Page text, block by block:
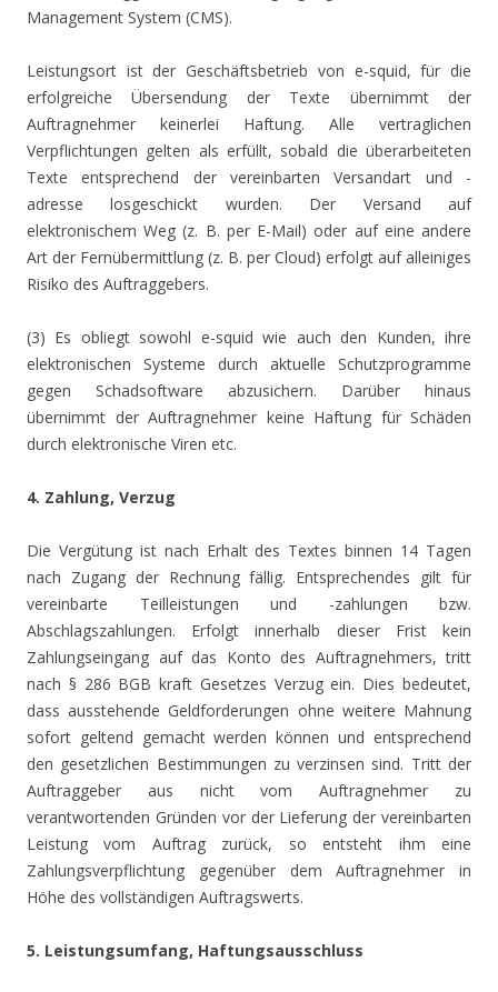
Management System (CMS).
Leistungsort ist der Geschäftsbetrieb von e-squid, für die
erfolgreiche Übersendung der Texte übernimmt der
Auftragnehmer keinerlei Haftung. Alle vertraglichen
Verpflichtungen gelten als erfüllt, sobald die überarbeiteten
Texte entsprechend der vereinbarten Versandart und -
adresse losgeschickt wurden. Der Versand auf
elektronischem Weg (z. B. per E-Mail) oder auf eine andere
Art der Fernübermittlung (z. B. per Cloud) erfolgt auf alleiniges
Risiko des Auftraggebers.
(3) Es obliegt sowohl e-squid wie auch den Kunden, ihre
elektronischen Systeme durch aktuelle Schutzprogramme
gegen Schadsoftware abzusichern. Darüber hinaus
übernimmt der Auftragnehmer keine Haftung für Schäden
durch elektronische Viren etc.
4. Zahlung, Verzug
Die Vergütung ist nach Erhalt des Textes binnen 14 Tagen
nach Zugang der Rechnung fällig. Entsprechendes gilt für
vereinbarte Teilleistungen und -zahlungen bzw.
Abschlagszahlungen. Erfolgt innerhalb dieser Frist kein
Zahlungseingang auf das Konto des Auftragnehmers, tritt
nach § 286 BGB kraft Gesetzes Verzug ein. Dies bedeutet,
dass ausstehende Geldforderungen ohne weitere Mahnung
sofort geltend gemacht werden können und entsprechend
den gesetzlichen Bestimmungen zu verzinsen sind. Tritt der
Auftraggeber aus nicht vom Auftragnehmer zu
verantwortenden Gründen vor der Lieferung der vereinbarten
Leistung vom Auftrag zurück, so entsteht ihm eine
Zahlungsverpflichtung gegenüber dem Auftragnehmer in
Höhe des vollständigen Auftragswerts.
5. Leistungsumfang, Haftungsausschluss